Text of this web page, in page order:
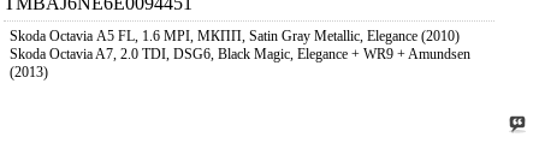
Skoda Octavia А5 FL, 1.6 MPI, МКПП, Satin Gray Metallic, Elegance (2010)
Skoda Octavia A7, 2.0 TDI, DSG6, Black Magic, Elegance + WR9 + Amundsen
(2013)